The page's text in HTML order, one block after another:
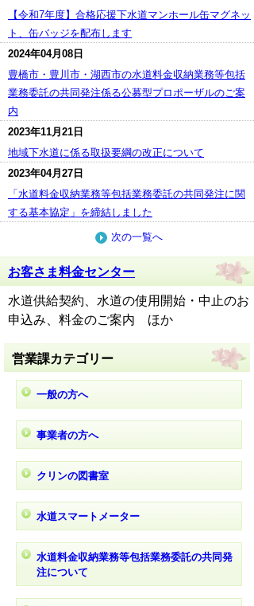
【令和7年度】合格応援下水道マンホール缶マグネッ
ト、缶バッジを配布します
2024年04月08日
豊橋市・豊川市・湖西市の水道料金収納業務等包括
業務委託の共同発注係る公募型プロポーザルのご案
内
2023年11月21日
地域下水道に係る取扱要綱の改正について
2023年04月27日
「水道料金収納業務等包括業務委託の共同発注に関
する基本協定」を締結しました
次の一覧へ
お客さま料金センター
水道供給契約、水道の使用開始・中止のお
申込み、料金のご案内 ほか
営業課カテゴリー
一般の方へ
事業者の方へ
クリンの図書室
水道スマートメーター
水道料金収納業務等包括業務委託の共同発
注について